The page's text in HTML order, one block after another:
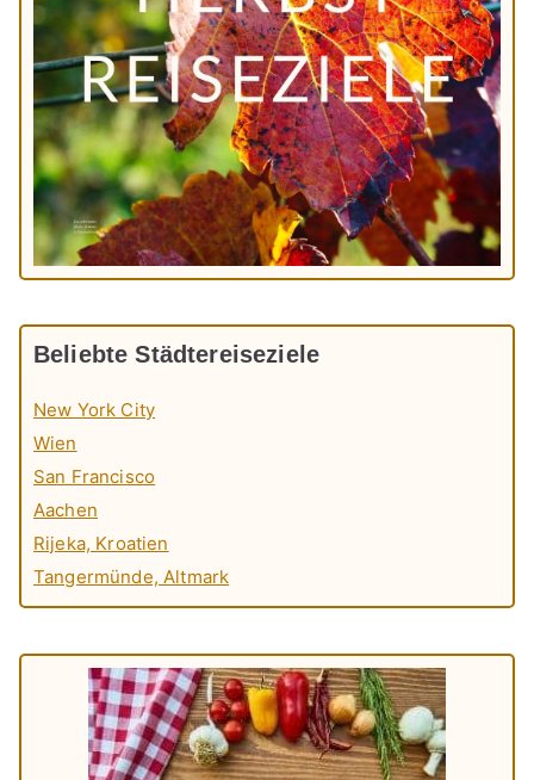
Beliebte Städtereiseziele
New York City
Wien
San Francisco
Aachen
Rijeka, Kroatien
Tangermünde, Altmark